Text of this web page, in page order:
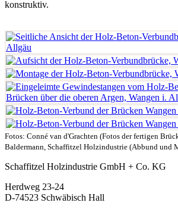
konstruktiv.
Fotos: Conné van d'Grachten (Fotos der fertigen
Baldermann, Schaffitzel Holzindustrie (Abbund und
Schaffitzel Holzindustrie GmbH + Co. KG
Herdweg 23-24
D-74523 Schwäbisch Hall